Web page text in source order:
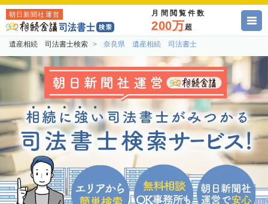
朝日新聞社運営 月間閲覧件数
200万超
遺産相続 司法書士検索 奈良県 遺産相続 司法書士